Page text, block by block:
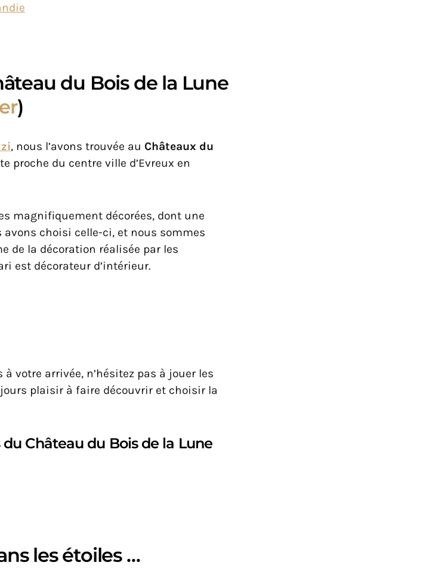
du Bois de la Lune
)
, nous l’avons trouvée au Châteaux du
proche du centre ville d’Evreux en
magnifiquement décorées, dont une
avons choisi celle-ci, et nous sommes
de la décoration réalisée par les
est décorateur d’intérieur.
votre arrivée, n’hésitez pas à jouer les
plaisir à faire découvrir et choisir la
Château du Bois de la Lune
les étoiles …